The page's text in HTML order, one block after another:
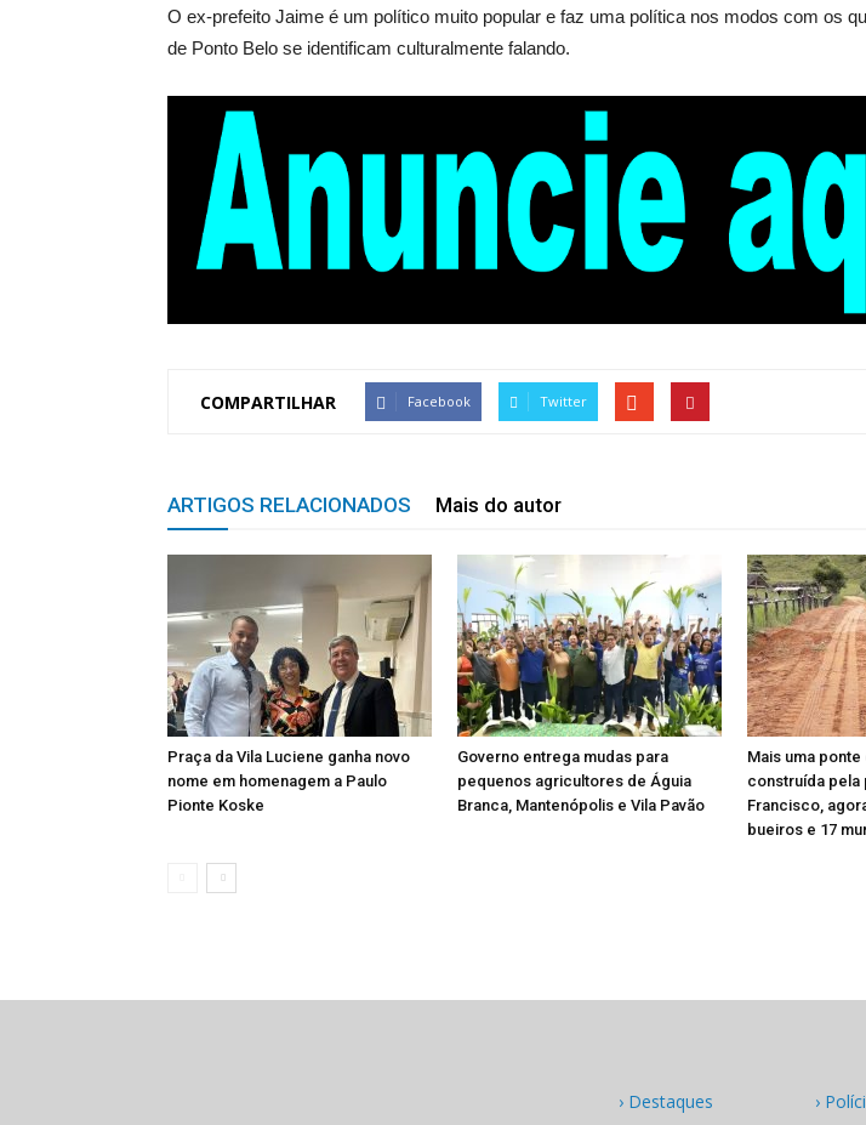
O ex-prefeito Jaime é um político muito popular e faz uma política nos modos com os
de Ponto Belo se identificam culturalmente falando.
COMPARTILHAR Facebook Twitter
ARTIGOS RELACIONADOS Mais do autor
Praça da Vila Luciene ganha novo
nome em homenagem a Paulo
Pionte Koske
Governo entrega mudas para
pequenos agricultores de Águia
Branca, Mantenópolis e Vila Pavão
Mais uma
construída pela
Francisco,
bueiros e 17
› Destaques ›